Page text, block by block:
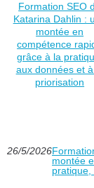
Formation SEO
Katarina Dahlin :
montée en
compétence
grâce à la
aux données et
priorisation
26/5/2026
montée
pratique,